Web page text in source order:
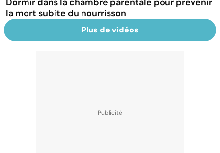
Dormir dans la chambre parentale pour prévenir
la mort subite du nourrisson
Plus de vidéos